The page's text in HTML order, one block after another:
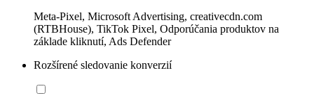
Meta-Pixel, Microsoft Advertising, creativecdn.com
(RTBHouse), TikTok Pixel, Odporúčania produktov na
základe kliknutí, Ads Defender
Rozšírené sledovanie konverzií